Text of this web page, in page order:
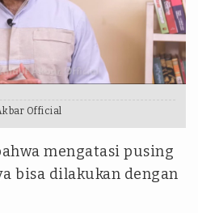
Official
mengatasi pusing
bisa dilakukan dengan